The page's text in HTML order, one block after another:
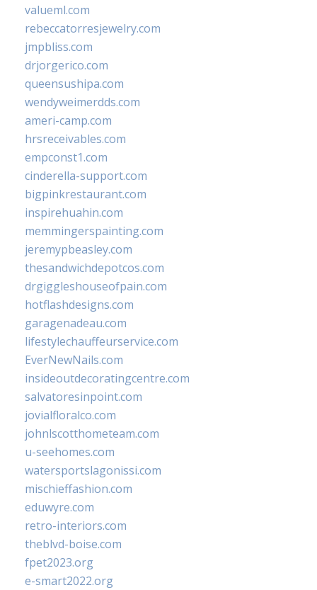
valueml.com
rebeccatorresjewelry.com
jmpbliss.com
drjorgerico.com
queensushipa.com
wendyweimerdds.com
ameri-camp.com
hrsreceivables.com
empconst1.com
cinderella-support.com
bigpinkrestaurant.com
inspirehuahin.com
memmingerspainting.com
jeremypbeasley.com
thesandwichdepotcos.com
drgiggleshouseofpain.com
hotflashdesigns.com
garagenadeau.com
lifestylechauffeurservice.com
EverNewNails.com
insideoutdecoratingcentre.com
salvatoresinpoint.com
jovialfloralco.com
johnlscotthometeam.com
u-seehomes.com
watersportslagonissi.com
mischieffashion.com
eduwyre.com
retro-interiors.com
theblvd-boise.com
fpet2023.org
e-smart2022.org